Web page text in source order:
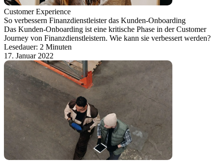
Customer Experience
So verbessern Finanzdienstleister das Kunden-Onboarding
Das Kunden-Onboarding ist eine kritische Phase in der Customer
Journey von Finanzdienstleistern. Wie kann sie verbessert werden?
Lesedauer: 2 Minuten
17. Januar 2022